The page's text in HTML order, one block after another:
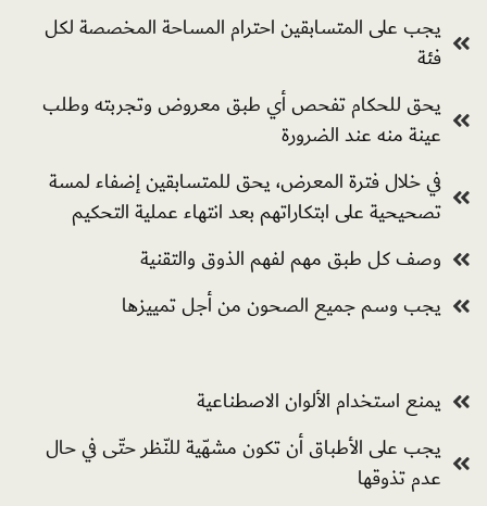
يجب على المتسابقين احترام المساحة المخصصة لكل
فئة
يحق للحكام تفحص أي طبق معروض وتجربته وطلب
عينة منه عند الضرورة
في خلال فترة المعرض، يحق للمتسابقين إضفاء لمسة
تصحيحية على ابتكاراتهم بعد انتهاء عملية التحكيم
وصف كل طبق مهم لفهم الذوق والتقنية
یجب وسم جميع الصحون من أجل تمییزھا
یمنع استخدام الألوان الاصطناعية
يجب على الأطباق أن تكون مشھّیة للنّظر حتّى في حال
عدم تذوقها